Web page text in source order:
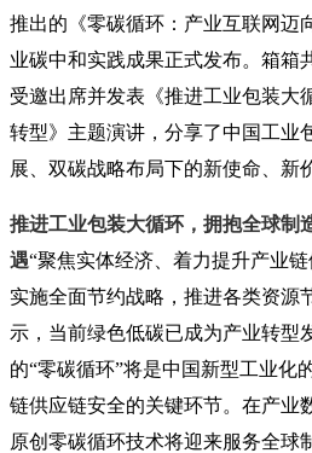
推出的《零碳循环：产业互联网迈
业碳中和实践成果正式发布。箱箱
受邀出席并发表《推进工业包装大
转型》主题演讲，分享了中国工业
展、双碳战略布局下的新使命、新
推进工业包装大循环， 拥抱全球制
遇“聚焦实体经济、着力提升产业链
实施全面节约战略，推进各类资源
示，当前绿色低碳已成为产业转型
的“零碳循环”将是中国新型工业化
链供应链安全的关键环节。在产业
原创零碳循环技术将迎来服务全球